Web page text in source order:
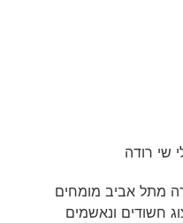
מתל אביב מומחים
חשודים ונאשמים